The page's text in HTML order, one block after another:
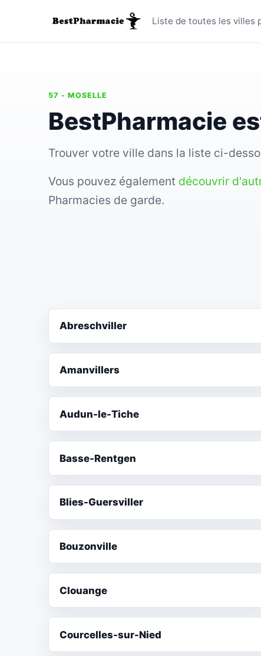
Toutes
Liste de toutes les villes
57 - MOSELLE
BestPharmacie
Trouver votre ville dans la liste ci-
Vous pouvez également découvrir
Pharmacies de garde.
Abreschviller
Amanvillers
Audun-le-Tiche
Basse-Rentgen
Blies-Guersviller
Bouzonville
Clouange
Courcelles-sur-Nied